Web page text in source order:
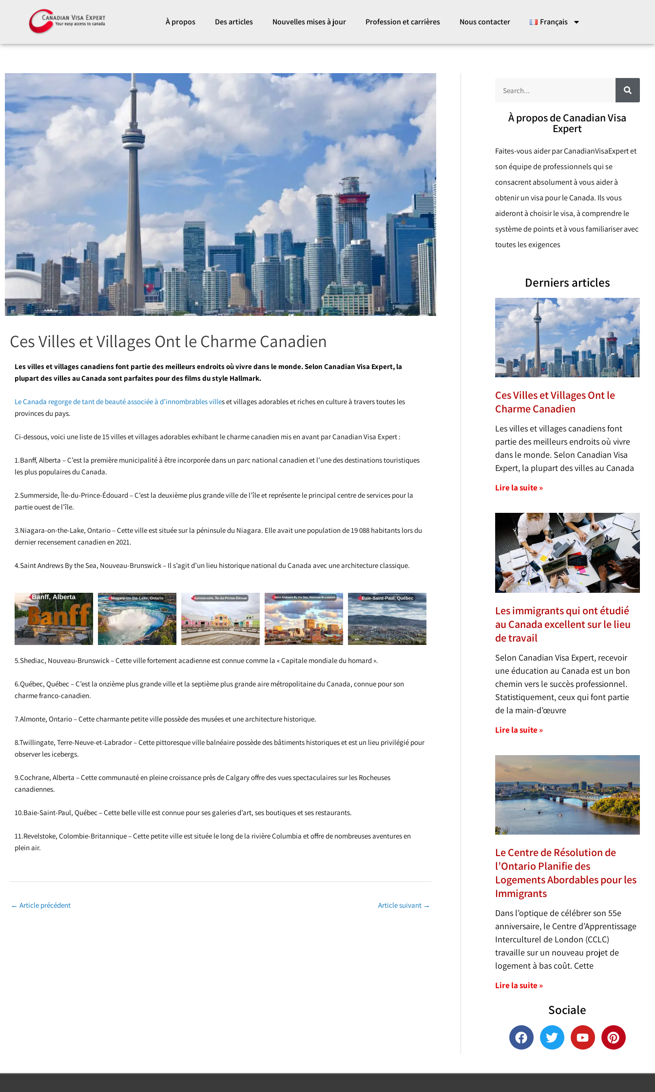
À propos Des articles Nouvelles mises à jour Profession et carrières Nous contacter Français
Ces Villes et Villages Ont le Charme Canadien
Les villes et villages canadiens font partie des meilleurs endroits où vivre dans le monde. Selon Canadian Visa Expert, la
plupart des villes au Canada sont parfaites pour des films du style Hallmark.
Le Canada regorge de tant de beauté associée à d’innombrables villes et villages adorables et riches en culture à travers toutes les
provinces du pays.
Ci-dessous, voici une liste de 15 villes et villages adorables exhibant le charme canadien mis en avant par Canadian Visa Expert :
1.Banff, Alberta – C’est la première municipalité à être incorporée dans un parc national canadien et l’une des destinations touristiques
les plus populaires du Canada.
2.Summerside, Île-du-Prince-Édouard – C’est la deuxième plus grande ville de l’île et représente le principal centre de services pour la
partie ouest de l’île.
3.Niagara-on-the-Lake, Ontario – Cette ville est située sur la péninsule du Niagara. Elle avait une population de 19 088 habitants lors du
dernier recensement canadien en 2021.
4.Saint Andrews By the Sea, Nouveau-Brunswick – Il s’agit d’un lieu historique national du Canada avec une architecture classique.
5.Shediac, Nouveau-Brunswick – Cette ville fortement acadienne est connue comme la « Capitale mondiale du homard ».
6.Québec, Québec – C’est la onzième plus grande ville et la septième plus grande aire métropolitaine du Canada, connue pour son
charme franco-canadien.
7.Almonte, Ontario – Cette charmante petite ville possède des musées et une architecture historique.
8.Twillingate, Terre-Neuve-et-Labrador – Cette pittoresque ville balnéaire possède des bâtiments historiques et est un lieu privilégié pour
observer les icebergs.
9.Cochrane, Alberta – Cette communauté en pleine croissance près de Calgary offre des vues spectaculaires sur les Rocheuses
canadiennes.
10.Baie-Saint-Paul, Québec – Cette belle ville est connue pour ses galeries d’art, ses boutiques et ses restaurants.
11.Revelstoke, Colombie-Britannique – Cette petite ville est située le long de la rivière Columbia et offre de nombreuses aventures en
plein air.
← Article précédent Article suivant →
c
h
e
r
R
e
c
h
r
À propos de Canadian Visa
Expert
Faites-vous aider par CanadianVisaExpert et
son équipe de professionnels qui se
consacrent absolument à vous aider à
obtenir un visa pour le Canada. Ils vous
aideront à choisir le visa, à comprendre le
système de points et à vous familiariser avec
toutes les exigences
Derniers articles
Ces Villes et Villages Ont le
Charme Canadien
Les villes et villages canadiens font
partie des meilleurs endroits où vivre
dans le monde. Selon Canadian Visa
Expert, la plupart des villes au Canada
Lire la suite »
Les immigrants qui ont étudié
au Canada excellent sur le lieu
de travail
Selon Canadian Visa Expert, recevoir
une éducation au Canada est un bon
chemin vers le succès professionnel.
Statistiquement, ceux qui font partie
de la main-d’œuvre
Lire la suite »
Le Centre de Résolution de
l’Ontario Planifie des
Logements Abordables pour les
Immigrants
Dans l’optique de célébrer son 55e
anniversaire, le Centre d’Apprentissage
Interculturel de London (CCLC)
travaille sur un nouveau projet de
logement à bas coût. Cette
Lire la suite »
Sociale
F
a
T
w
Y
o
P
i